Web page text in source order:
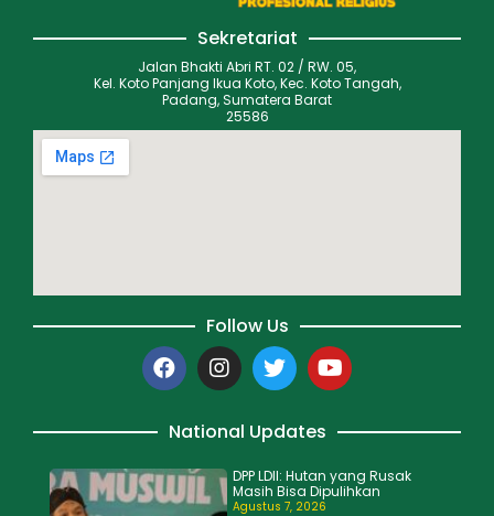
Sekretariat
Jalan Bhakti Abri RT. 02 / RW. 05,
Kel. Koto Panjang Ikua Koto, Kec. Koto Tangah,
Padang, Sumatera Barat
25586
Follow Us
National Updates
DPP LDII: Hutan yang Rusak
Masih Bisa Dipulihkan
Agustus 7, 2026